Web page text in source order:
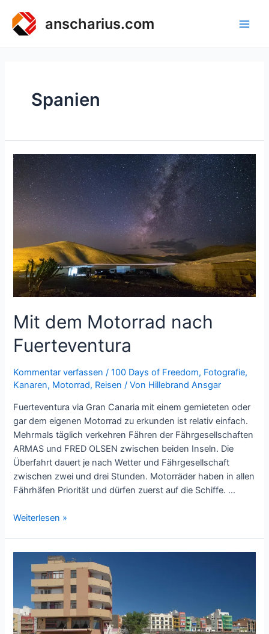
Inhalt
springen
anscharius.com
Spanien
Mit dem Motorrad nach
Fuerteventura
Kommentar verfassen /100 Days of Freedom, Fotografie,
Kanaren, Motorrad, Reisen / Von Hillebrand Ansgar
Fuerteventura via Gran Canaria mit einem gemieteten oder
gar dem eigenen Motorrad zu erkunden ist relativ einfach.
Mehrmals täglich verkehren Fähren der Fährgesellschaften
ARMAS und FRED OLSEN zwischen beiden Inseln. Die
Überfahrt dauert je nach Wetter und Fährgesellschaft
zwischen zwei und drei Stunden. Motorräder haben in allen
Fährhäfen Priorität und dürfen zuerst auf die Schiffe. …
Mit
Fuerteventura
Weiterlesen »